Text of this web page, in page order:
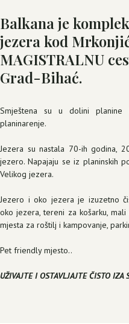
Balkana je
jezera kod
MAGISTRALNU
Grad-Bihać.
Smještena su u dolini
planinarenje.
Jezera su nastala 70-ih godina,
jezero. Napajaju se iz planinskih
Velikog jezera.
Jezero i oko jezera je izuzetno
oko jezera, tereni za košarku,
mjesta za roštilj i kampovanje,
Pet friendly mjesto..
UŽIVAJTE I OSTAVLJAJTE ČISTO IZA